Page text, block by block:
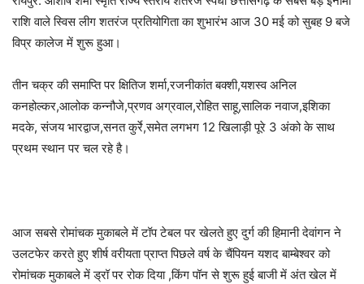
राशि वाले स्विस लीग शतरंज प्रतियोगिता का शुभारंभ आज 30 मई को सुबह 9 बजे
विप्र कालेज में शुरू हुआ।
तीन चक्र की समाप्ति पर क्षितिज शर्मा,रजनीकांत बक्शी,यशस्व अनिल
कनहोल्कर,आलोक कन्नौजे,प्रणव अग्रवाल,रोहित साहू,सालिक नवाज,इशिका
मदके, संजय भारद्वाज,सनत कुर्रे,समेत लगभग 12 खिलाड़ी पूरे 3 अंको के साथ
प्रथम स्थान पर चल रहे है।
आज सबसे रोमांचक मुकाबले में टॉप टेबल पर खेलते हुए दुर्ग की हिमानी देवांगन ने
उलटफेर करते हुए शीर्ष वरीयता प्राप्त पिछले वर्ष के चैंपियन यशद बाम्बेश्वर को
रोमांचक मुकाबले में ड्रॉ पर रोक दिया ,किंग पॉन से शुरू हुई बाजी में अंत खेल में